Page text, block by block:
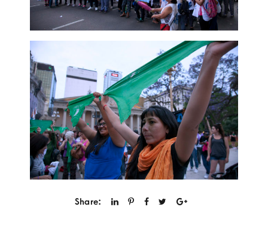
Share: